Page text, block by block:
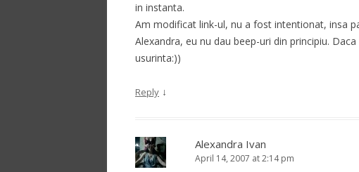
in instanta.
Am modificat link-ul, nu a fost intentionat, insa
Alexandra, eu nu dau beep-uri din principiu.
usurinta:))
Reply ↓
Alexandra Ivan
April 14, 2007 at 2:14 pm